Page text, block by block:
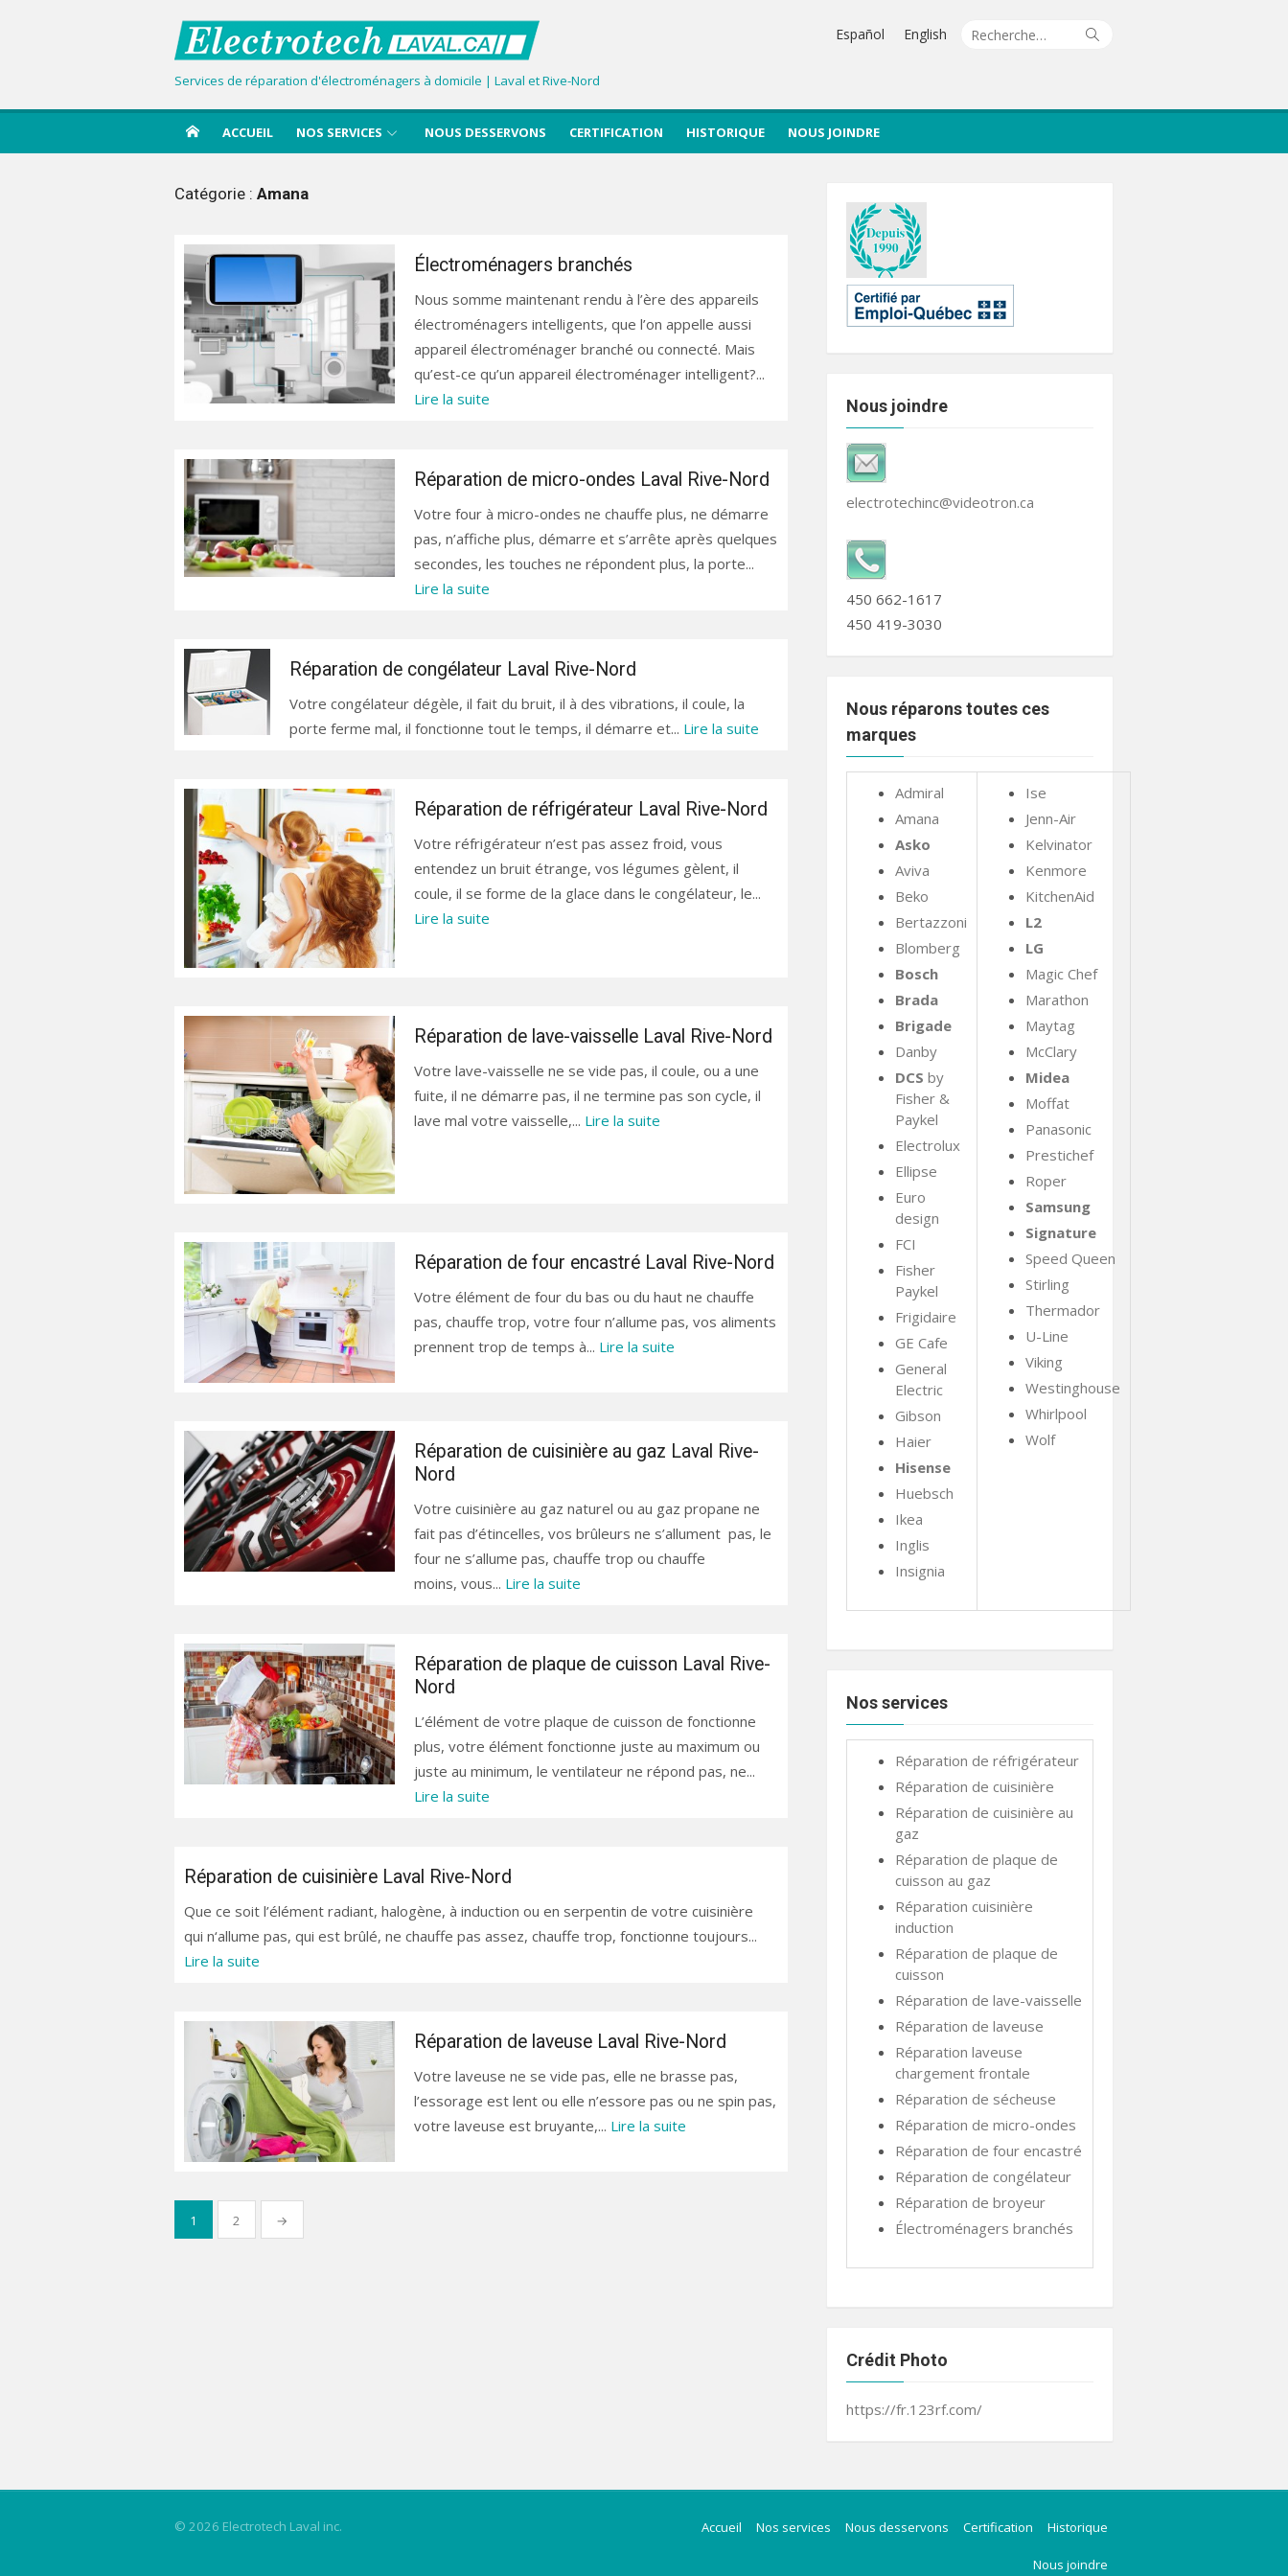
Services de réparation d'électroménagers à domicile | Laval et Rive-Nord
Recherche
Español English
ACCUEIL NOS SERVICES NOUS DESSERVONS CERTIFICATION HISTORIQUE NOUS JOINDRE
Catégorie : Amana
Électroménagers branchés
Nous somme maintenant rendu à l’ère des appareils
électroménagers intelligents, que l’on appelle aussi
appareil électroménager branché ou connecté. Mais
qu’est-ce qu’un appareil électroménager intelligent?...
Lire la suite
Réparation de micro-ondes Laval Rive-Nord
Votre four à micro-ondes ne chauffe plus, ne démarre
pas, n’affiche plus, démarre et s’arrête après quelques
secondes, les touches ne répondent plus, la porte...
Lire la suite
Réparation de congélateur Laval Rive-Nord
Votre congélateur dégèle, il fait du bruit, il à des vibrations, il coule, la
porte ferme mal, il fonctionne tout le temps, il démarre et... Lire la suite
Réparation de réfrigérateur Laval Rive-Nord
Votre réfrigérateur n’est pas assez froid, vous
entendez un bruit étrange, vos légumes gèlent, il
coule, il se forme de la glace dans le congélateur, le...
Lire la suite
Réparation de lave-vaisselle Laval Rive-Nord
Votre lave-vaisselle ne se vide pas, il coule, ou a une
fuite, il ne démarre pas, il ne termine pas son cycle, il
lave mal votre vaisselle,... Lire la suite
Réparation de four encastré Laval Rive-Nord
Votre élément de four du bas ou du haut ne chauffe
pas, chauffe trop, votre four n’allume pas, vos aliments
prennent trop de temps à... Lire la suite
Réparation de cuisinière au gaz Laval Rive-
Nord
Votre cuisinière au gaz naturel ou au gaz propane ne
fait pas d’étincelles, vos brûleurs ne s’allument pas, le
four ne s’allume pas, chauffe trop ou chauffe
moins, vous... Lire la suite
Réparation de plaque de cuisson Laval Rive-
Nord
L’élément de votre plaque de cuisson de fonctionne
plus, votre élément fonctionne juste au maximum ou
juste au minimum, le ventilateur ne répond pas, ne...
Lire la suite
Réparation de cuisinière Laval Rive-Nord
Que ce soit l’élément radiant, halogène, à induction ou en serpentin de votre cuisinière
qui n‘allume pas, qui est brûlé, ne chauffe pas assez, chauffe trop, fonctionne toujours...
Lire la suite
Réparation de laveuse Laval Rive-Nord
Votre laveuse ne se vide pas, elle ne brasse pas,
l’essorage est lent ou elle n’essore pas ou ne spin pas,
votre laveuse est bruyante,... Lire la suite
Pagination
des
1 2 →
Nous joindre
electrotechinc@videotron.ca
450 662-1617
450 419-3030
Nous réparons toutes ces
marques
Admiral
Amana
Asko
Aviva
Beko
Bertazzoni
Blomberg
Bosch
Brada
Brigade
Danby
DCS by
Fisher &
Paykel
Electrolux
Ellipse
Euro
design
FCI
Fisher
Paykel
Frigidaire
GE Cafe
General
Electric
Gibson
Haier
Hisense
Huebsch
Ikea
Inglis
Insignia
Ise
Jenn-Air
Kelvinator
Kenmore
KitchenAid
L2
LG
Magic Chef
Marathon
Maytag
McClary
Midea
Moffat
Panasonic
Prestichef
Roper
Samsung
Signature
Speed Queen
Stirling
Thermador
U-Line
Viking
Westinghouse
Whirlpool
Wolf
Nos services
Réparation de réfrigérateur
Réparation de cuisinière
Réparation de cuisinière au
gaz
Réparation de plaque de
cuisson au gaz
Réparation cuisinière
induction
Réparation de plaque de
cuisson
Réparation de lave-vaisselle
Réparation de laveuse
Réparation laveuse
chargement frontale
Réparation de sécheuse
Réparation de micro-ondes
Réparation de four encastré
Réparation de congélateur
Réparation de broyeur
Électroménagers branchés
Crédit Photo
https://fr.123rf.com/
© 2026 Electrotech Laval inc. Accueil Nos services Nous desservons Certification Historique
Nous joindre